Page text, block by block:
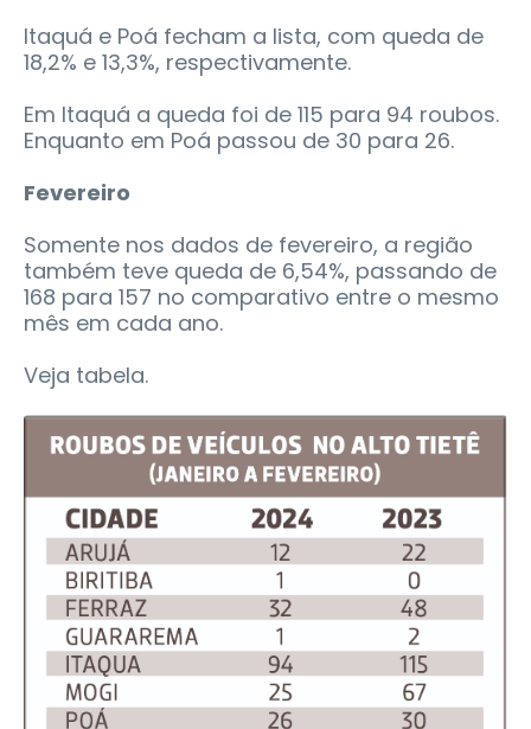
Itaquá e Poá fecham a lista, com queda de
18,2% e 13,3%, respectivamente.
Em Itaquá a queda foi de 115 para 94 roubos.
Enquanto em Poá passou de 30 para 26.
Fevereiro
Somente nos dados de fevereiro, a região
também teve queda de 6,54%, passando de
168 para 157 no comparativo entre o mesmo
mês em cada ano.
Veja tabela.